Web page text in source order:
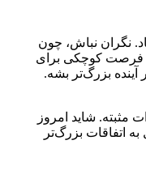
نگران نباش، چون
فرصت کوچکی برای
بزرگ‌تر بشه.
مثبته. شاید امروز
اتفاقات بزرگ‌تر